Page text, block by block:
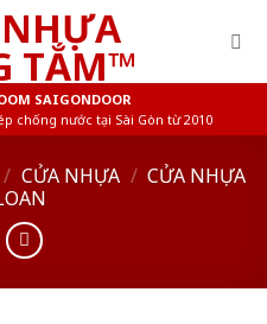
SAIGONDOOR
chống nước tại Sài Gòn từ 2010
/ CỬA NHỰA / CỬA NHỰA